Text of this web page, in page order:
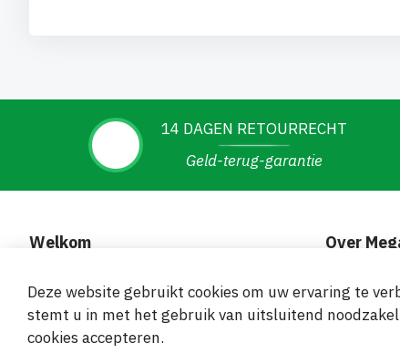
14 DAGEN RETOURRECHT
Geld-terug-garantie
Welkom
voor huis, tuin en hobby: keuken- en
badkameraccessoires, textiel en
materialen voor doe-het-zelvers en
Over
Sitemap
Deze website gebruikt cookies om uw ervaring te
stemt u in met het gebruik van uitsluitend
cookies accepteren.